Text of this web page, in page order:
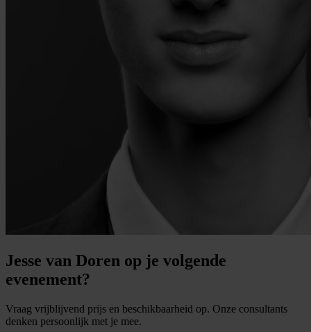
Jesse van Doren op je volgende
evenement?
Vraag vrijblijvend prijs en beschikbaarheid op. Onze consultants
denken persoonlijk met je mee.